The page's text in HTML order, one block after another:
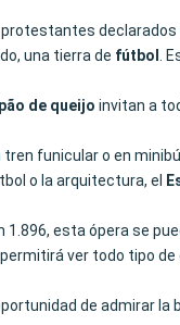
una tierra de fútbol
.
pão de queijo invitan a
funicular o en
o la arquitectura, el
1.896, esta ópera se
ver todo tipo de
de admirar la